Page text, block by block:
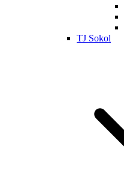
TJ Sokol